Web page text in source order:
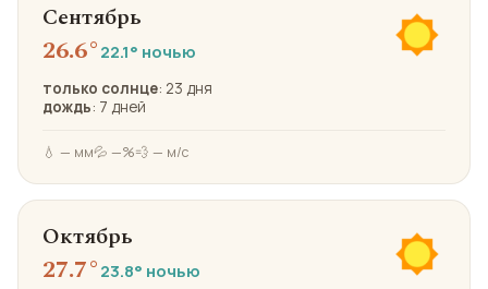
Сентябрь
26.6°22.1° ночью
только солнце: 23 дня
дождь: 7 дней
💧 — мм💦 —%💨 — м/с
Октябрь
27.7°23.8° ночью